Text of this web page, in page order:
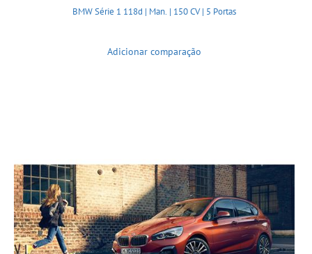
BMW Série 1 118d | Man. | 150 CV | 5 Portas
Adicionar comparação